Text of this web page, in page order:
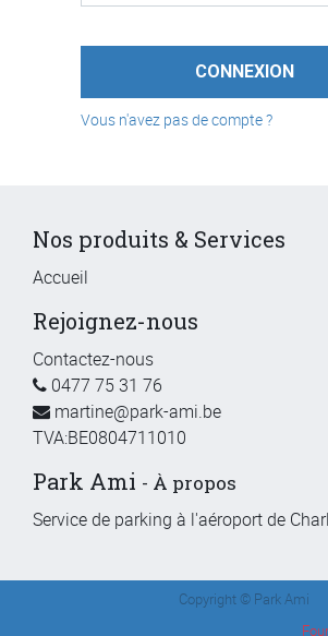
CONNEXION
Vous n'avez pas de compte ?
Nos produits & Services
Accueil
Rejoignez-nous
Contactez-nous
0477 75 31 76
martine@park-ami.be
TVA:BE0804711010
Park Ami - À propos
Service de parking à l'aéroport de
Copyright © Park Ami